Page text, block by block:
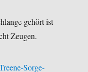
gehört ist
Zeugen.
Sorge-